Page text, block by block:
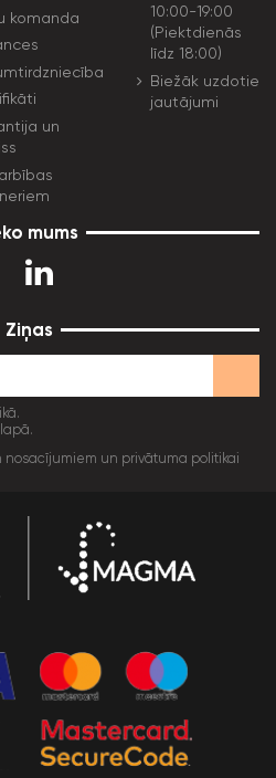
komanda
un
10:00-19:00
(Piektdienās
līdz 18:00)
Biežāk uzdotie
jautājumi
mums
Ziņas
nosacījumiem un privātuma politikai